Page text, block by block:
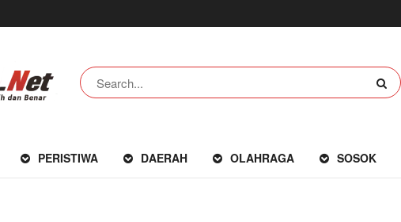
PERISTIWA DAERAH OLAHRAGA SOSOK